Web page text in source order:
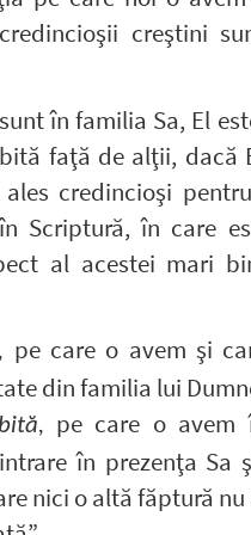
creştini
în familia Sa, El
faţă de alţii, dacă
credincioşi
Scriptură, în care
al acestei mari
pe care o avem şi
din familia lui
pe care o avem
în prezenţa Sa
nici o altă făptură